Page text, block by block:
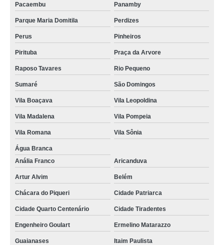
Pacaembu Panamby
Parque Maria Domitila Perdizes
Perus Pinheiros
Pirituba Praça da Arvore
Raposo Tavares Rio Pequeno
Sumaré São Domingos
Vila Boaçava Vila Leopoldina
Vila Madalena Vila Pompeia
Vila Romana Vila Sônia
Água Branca
Anália Franco
Aricanduva
Artur Alvim Belém
Chácara do Piqueri Cidade Patriarca
Cidade Quarto Centenário Cidade Tiradentes
Engenheiro Goulart Ermelino Matarazzo
Guaianases Itaim Paulista